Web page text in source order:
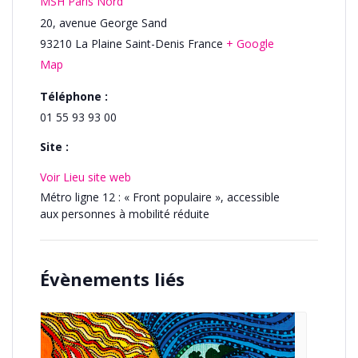
20, avenue George Sand
93210 La Plaine Saint-Denis France + Google
Map
Téléphone :
01 55 93 93 00
Site :
Voir Lieu site web
Métro ligne 12 : « Front populaire », accessible
aux personnes à mobilité réduite
Évènements liés